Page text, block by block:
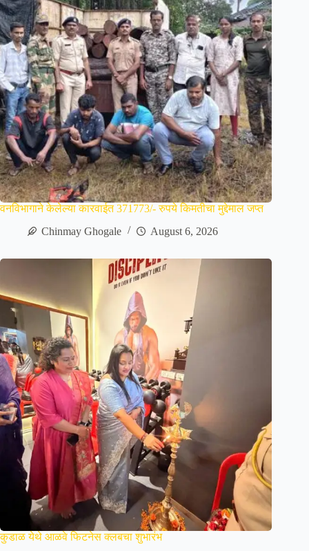
वनविभागाने केलेल्या कारवाईत 371773/- रुपये किमतीचा मुद्देमाल जप्त
Chinmay Ghogale
August 6, 2026
कुडाळ येथे आळवे फिटनेस क्लबचा शुभारंभ